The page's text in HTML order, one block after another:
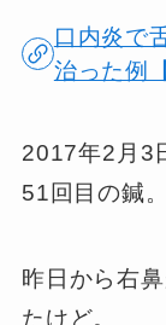
口内炎で
治った例
2017年2月3
51回目の鍼。
昨日から右
たけど。